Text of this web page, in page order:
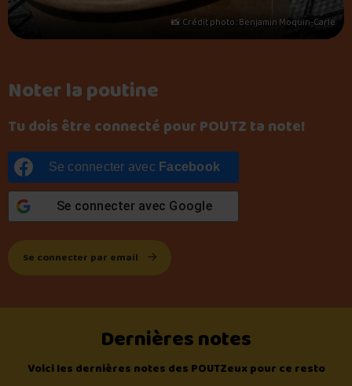
Noter la poutine
Tu dois être connecté pour POUTZ ta note!
Se connecter avec Facebook
Se connecter avec Google
Se connecter par email
📸 Crédit photo : Benjamin Moquin-Carle
Dernières notes
Voici les dernières notes des POUTZeux pour ce resto